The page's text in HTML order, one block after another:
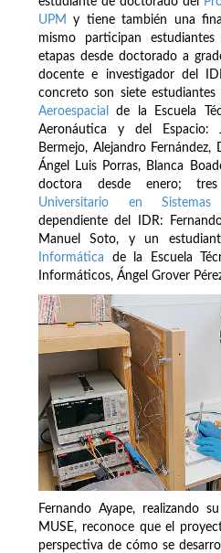
UPM
y tiene también una
mismo participan
etapas desde doctorado a
docente e investigador del
concreto son siete estudiantes
Aeroespacial
de la Escuela
Aeronáutica y del Espacio:
Bermejo, Alejandro
Ángel Luis Porras, Blanca
doctora desde enero;
Universitario en Sistemas
dependiente del IDR:
Manuel Soto, y un
Informática de la Escuela
Informáticos, Ángel Grover
Fernando Ayape, realizando
MUSE, reconoce que el
perspectiva de cómo se